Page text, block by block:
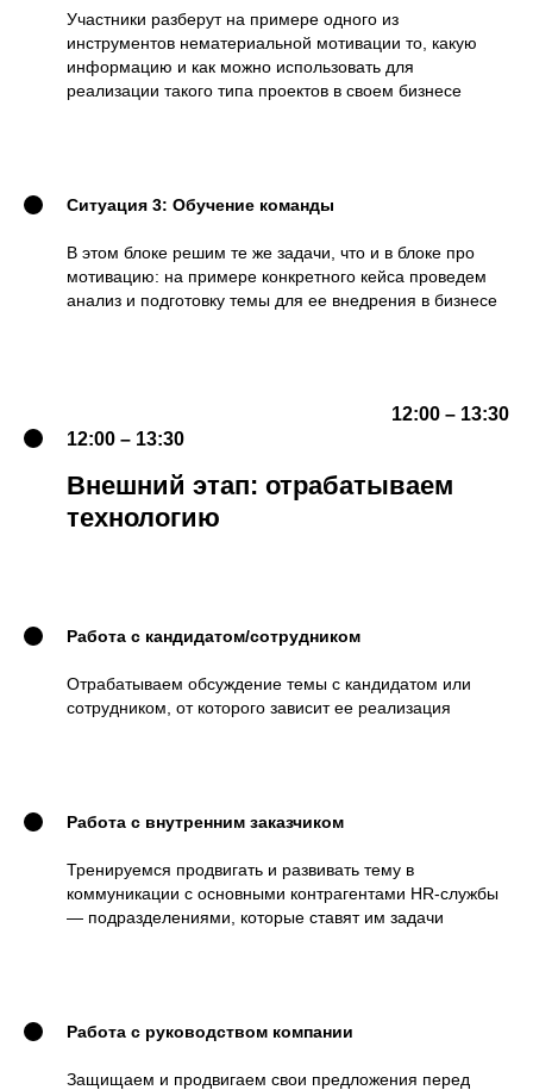
Участники разберут на примере одного из
инструментов нематериальной мотивации то, какую
информацию и как можно использовать для
реализации такого типа проектов в своем бизнесе
Ситуация 3: Обучение команды
В этом блоке решим те же задачи, что и в блоке про
мотивацию: на примере конкретного кейса проведем
анализ и подготовку темы для ее внедрения в бизнесе
12:00 – 13:30
12:00 – 13:30
Внешний этап: отрабатываем
технологию
Работа с кандидатом/сотрудником
Отрабатываем обсуждение темы с кандидатом или
сотрудником, от которого зависит ее реализация
Работа с внутренним заказчиком
Тренируемся продвигать и развивать тему в
коммуникации с основными контрагентами HR-службы
— подразделениями, которые ставят им задачи
Работа с руководством компании
Защищаем и продвигаем свои предложения перед